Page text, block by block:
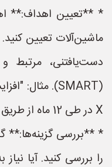
* **تعیین اهداف:**
ماشین‌آلات تعیین کنید.
دست‌یافتنی، مرتبط
X در طی 12 ماه از طریق به‌روزرسانی سیستم کنترل."
* **بررسی گزینه‌ها:**
را بررسی کنید. آیا